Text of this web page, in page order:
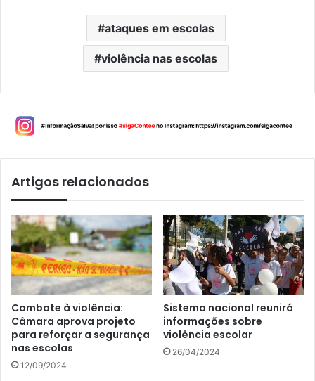
ataques em escolas
violência nas escolas
Artigos relacionados
Combate à violência:
Câmara aprova projeto
para reforçar a segurança
nas escolas
12/09/2024
Sistema nacional reunirá
informações sobre
violência escolar
26/04/2024